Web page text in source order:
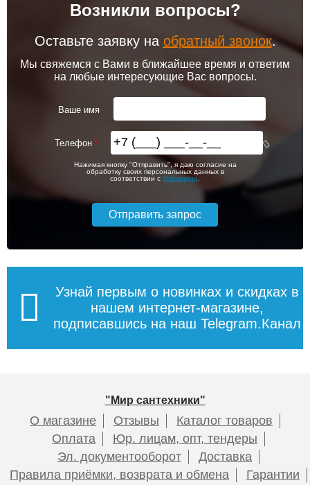
Возникли вопросы?
Оставьте заявку на обратный звонок.
Мы свяжемся с Вами в ближайшее время и ответим
на любые интересующие Вас вопросы.
Ваше имя
Телефон
Нажимая кнопку "Отправить", я даю согласие на
обработку своих персональных данных в
соответствии с Условиями
Узнай первым о новинках и скидках в
нашем интернет-магазине,
подписавшись на наш Telegram.Канал
"Мир сантехники"
О магазине Отзывы
Каталог товаров
Оплата
Юр. лицам, опт, тендеры
Эл. документооборот
Доставка
Правила приёмки, возврата и обмена
Гарантии